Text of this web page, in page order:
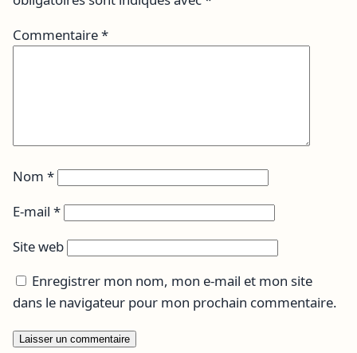
Commentaire*
Nom *
E-mail *
Site web
Enregistrer mon nom, mon e-mail et mon site
dans le navigateur pour mon prochain commentaire.